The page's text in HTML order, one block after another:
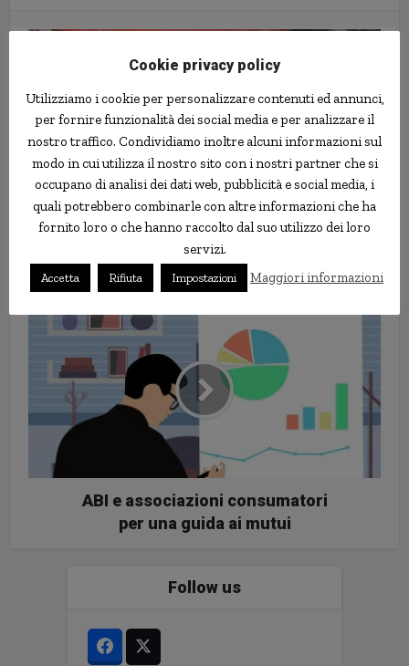
Obeso trovato fuso con la sedia
su cui ha passato gli ultimi due
anni
ABI e associazioni consumatori
per una guida ai mutui
Follow us
Cookie privacy policy
Utilizziamo i cookie per personalizzare contenuti ed annunci,
per fornire funzionalità dei social media e per analizzare il
nostro traffico. Condividiamo inoltre alcuni informazioni sul
modo in cui utilizza il nostro sito con i nostri partner che si
occupano di analisi dei dati web, pubblicità e social media, i
quali potrebbero combinarle con altre informazioni che ha
fornito loro o che hanno raccolto dal suo utilizzo dei loro
servizi.
Accetta Rifiuta Impostazioni Maggiori informazioni